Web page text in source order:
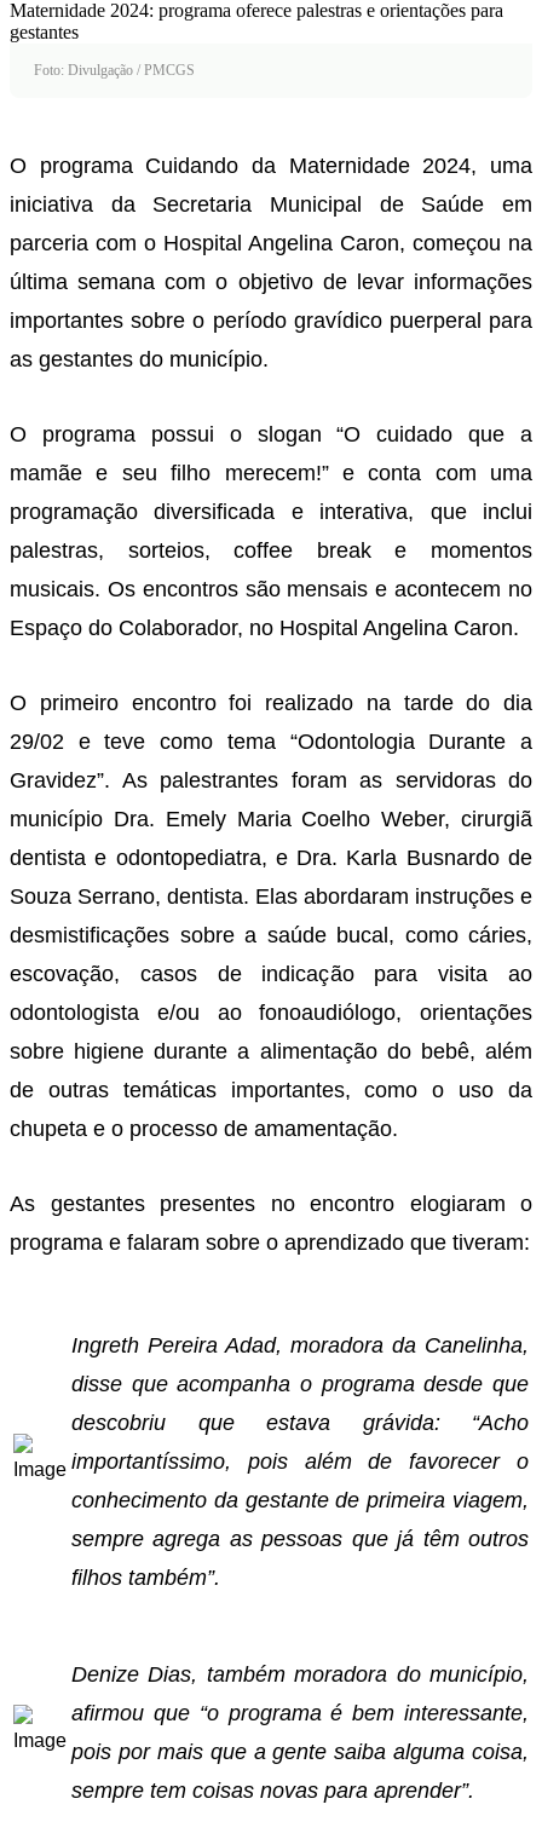
Foto: Divulgação / PMCGS
O programa Cuidando da Maternidade 2024, uma
iniciativa da Secretaria Municipal de Saúde em
parceria com o Hospital Angelina Caron, começou na
última semana com o objetivo de levar informações
importantes sobre o período gravídico puerperal para
as gestantes do município.
O programa possui o slogan “O cuidado que a
mamãe e seu filho merecem!” e conta com uma
programação diversificada e interativa, que inclui
palestras, sorteios, coffee break e momentos
musicais. Os encontros são mensais e acontecem no
Espaço do Colaborador, no Hospital Angelina Caron.
O primeiro encontro foi realizado na tarde do dia
29/02 e teve como tema “Odontologia Durante a
Gravidez”. As palestrantes foram as servidoras do
município Dra. Emely Maria Coelho Weber, cirurgiã
dentista e odontopediatra, e Dra. Karla Busnardo de
Souza Serrano, dentista. Elas abordaram instruções e
desmistificações sobre a saúde bucal, como cáries,
escovação, casos de indicação para visita ao
odontologista e/ou ao fonoaudiólogo, orientações
sobre higiene durante a alimentação do bebê, além
de outras temáticas importantes, como o uso da
chupeta e o processo de amamentação.
As gestantes presentes no encontro elogiaram o
programa e falaram sobre o aprendizado que tiveram:
Ingreth Pereira Adad, moradora da Canelinha,
disse que acompanha o programa desde que
descobriu que estava grávida: “Acho
importantíssimo, pois além de favorecer o
conhecimento da gestante de primeira viagem,
sempre agrega as pessoas que já têm outros
filhos também”.
Denize Dias, também moradora do município,
afirmou que “o programa é bem interessante,
pois por mais que a gente saiba alguma coisa,
sempre tem coisas novas para aprender”.